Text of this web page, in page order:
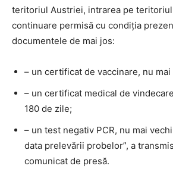
teritoriul Austriei, intrarea pe
continuare permisă cu condiţia
documentele de mai jos:
– un certificat de vaccinare, nu
– un certificat medical de
180 de zile;
– un test negativ PCR, nu mai
data prelevării probelor”, a
comunicat de presă.